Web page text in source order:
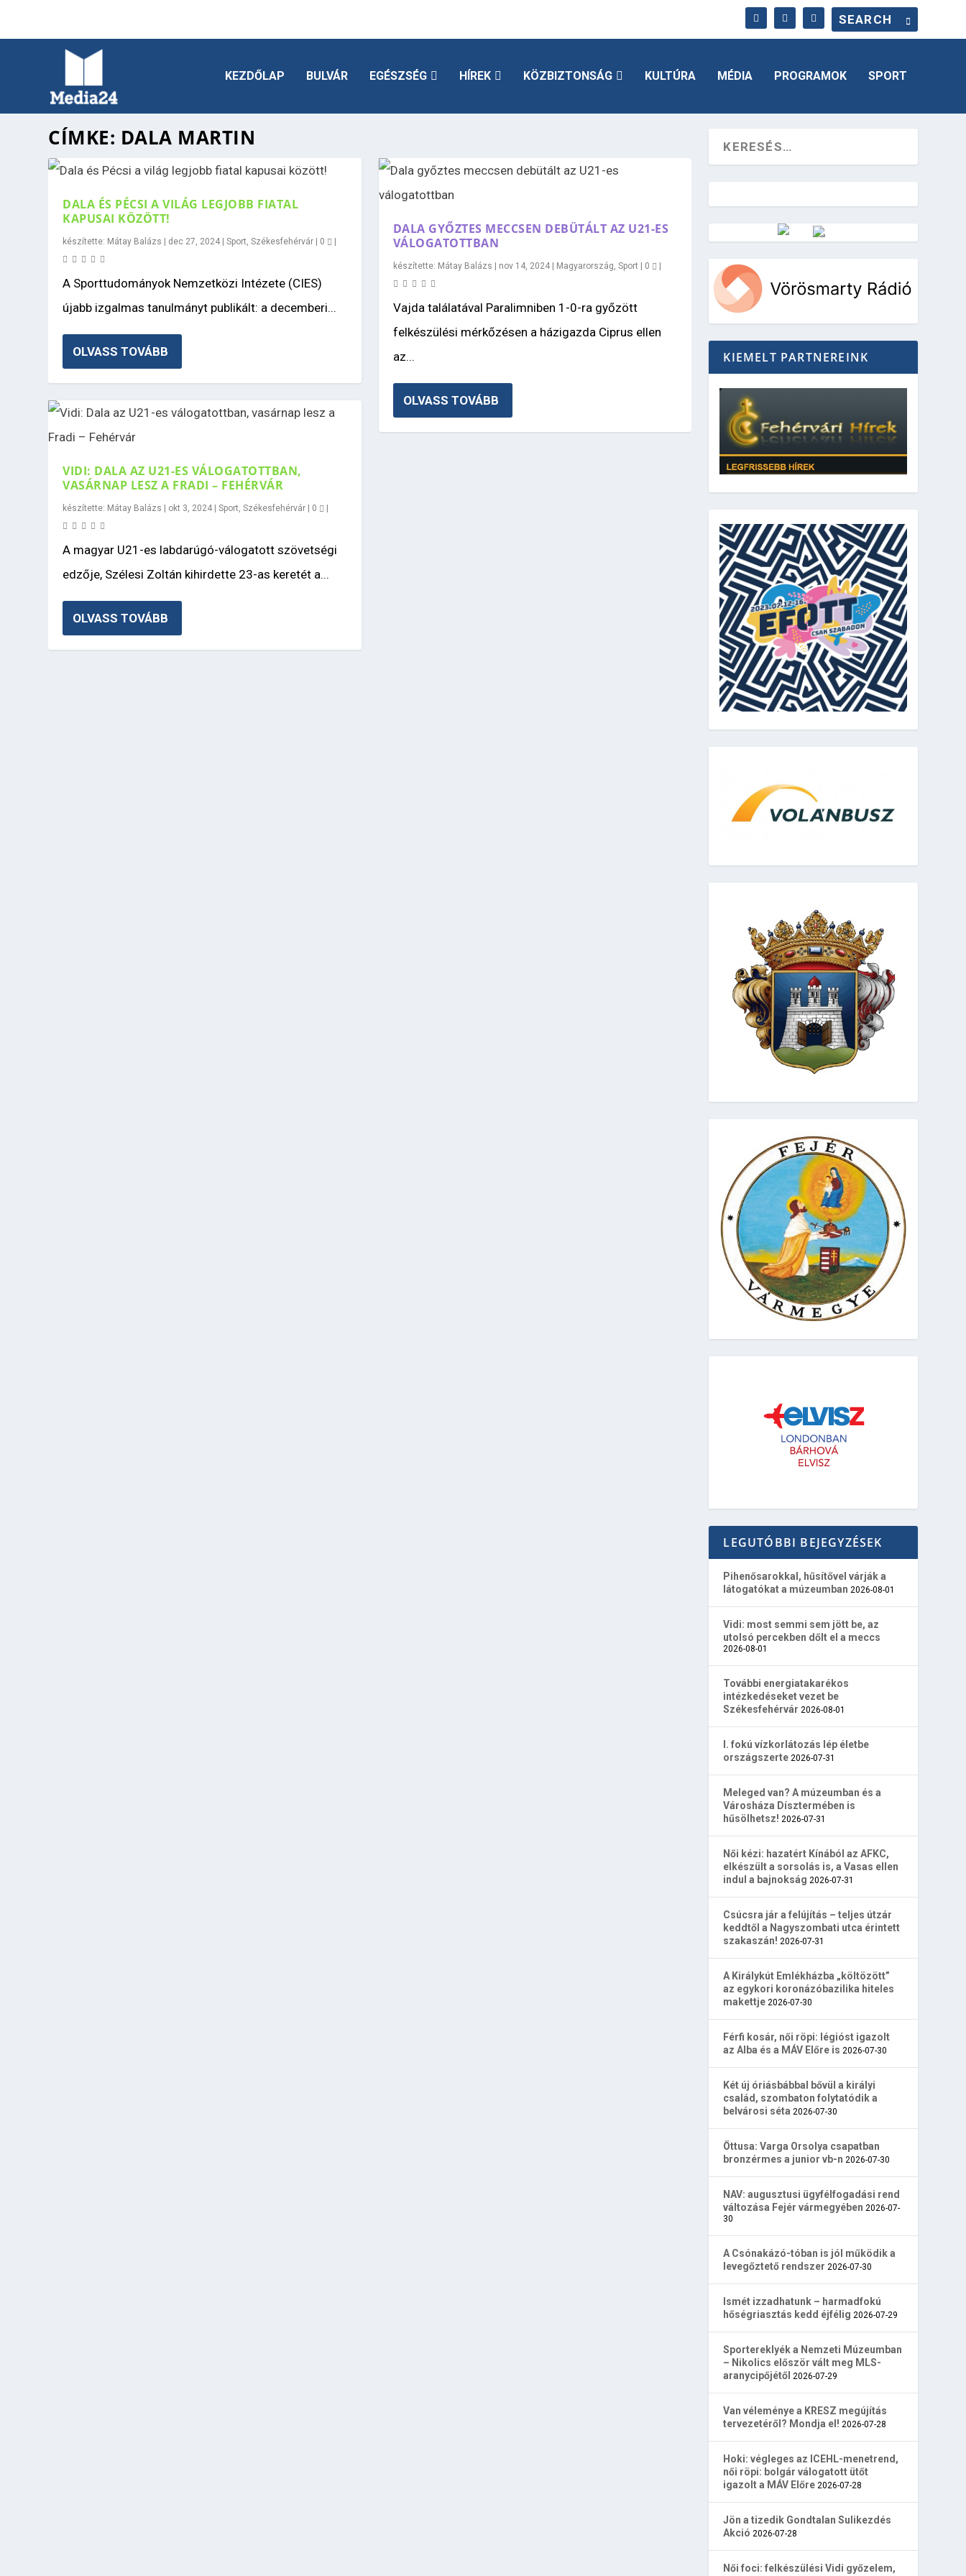
KEZDŐLAP BULVÁR EGÉSZSÉG HÍREK KÖZBIZTONSÁG KULTÚRA MÉDIA PROGRAMOK SPORT
CÍMKE: DALA MARTIN
DALA ÉS PÉCSI A VILÁG LEGJOBB FIATAL
KAPUSAI KÖZÖTT!
készítette: Mátay Balázs dec 27, 2024 |Sport,Székesfehérvár 0
A Sporttudományok Nemzetközi Intézete (CIES)
újabb izgalmas tanulmányt publikált: a decemberi...
OLVASS TOVÁBB
VIDI: DALA AZ U21-ES VÁLOGATOTTBAN,
VASÁRNAP LESZ A FRADI – FEHÉRVÁR
készítette: Mátay Balázs okt 3, 2024 |Sport,Székesfehérvár 0
A magyar U21-es labdarúgó-válogatott szövetségi
edzője, Szélesi Zoltán kihirdette 23-as keretét a...
OLVASS TOVÁBB
DALA GYŐZTES MECCSEN DEBÜTÁLT AZ U21-ES
VÁLOGATOTTBAN
készítette: Mátay Balázs nov 14, 2024| Magyarország, Sport 0
Vajda találatával Paralimniben 1-0-ra győzött
felkészülési mérkőzésen a házigazda Ciprus ellen
az...
OLVASS TOVÁBB
Vörösmarty Rádió
KIEMELT PARTNEREINK
LEGUTÓBBI BEJEGYZÉSEK
Pihenősarokkal, hűsítővel várják a
látogatókat a múzeumban 2026-08-01
Vidi: most semmi sem jött be, az
utolsó percekben dőlt el a meccs
2026-08-01
További energiatakarékos
intézkedéseket vezet be
Székesfehérvár 2026-08-01
I. fokú vízkorlátozás lép életbe
országszerte 2026-07-31
Meleged van? A múzeumban és a
Városháza Dísztermében is
hűsölhetsz! 2026-07-31
Női kézi: hazatért Kínából az AFKC,
elkészült a sorsolás is, a Vasas ellen
indul a bajnokság 2026-07-31
Csúcsra jár a felújítás – teljes útzár
keddtől a Nagyszombati utca érintett
szakaszán! 2026-07-31
A Királykút Emlékházba „költözött”
az egykori koronázóbazilika hiteles
makettje 2026-07-30
Férfi kosár, női röpi: légióst igazolt
az Alba és a MÁV Előre is 2026-07-30
Két új óriásbábbal bővül a királyi
család, szombaton folytatódik a
belvárosi séta 2026-07-30
Öttusa: Varga Orsolya csapatban
bronzérmes a junior vb-n 2026-07-30
NAV: augusztusi ügyfélfogadási rend
változása Fejér vármegyében 2026-07-
30
A Csónakázó-tóban is jól működik a
levegőztető rendszer 2026-07-30
Ismét izzadhatunk – harmadfokú
hőségriasztás kedd éjfélig 2026-07-29
Sportereklyék a Nemzeti Múzeumban
– Nikolics először vált meg MLS-
aranycipőjétől 2026-07-29
Van véleménye a KRESZ megújítás
tervezetéről? Mondja el! 2026-07-28
Hoki: végleges az ICEHL-menetrend,
női röpi: bolgár válogatott ütőt
igazolt a MÁV Előre 2026-07-28
Jön a tizedik Gondtalan Sulikezdés
Akció 2026-07-28
Női foci: felkészülési Vidi győzelem,